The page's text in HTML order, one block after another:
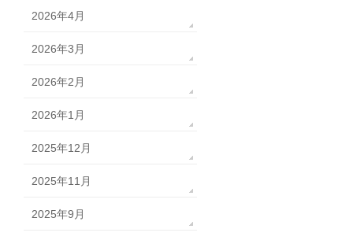
2026年4月
2026年3月
2026年2月
2026年1月
2025年12月
2025年11月
2025年9月